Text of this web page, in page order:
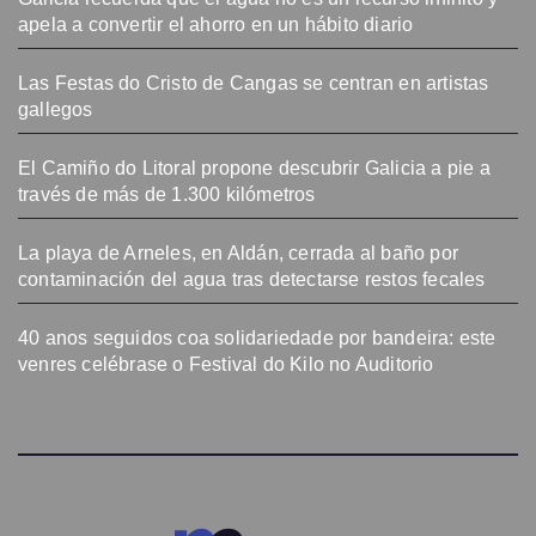
apela a convertir el ahorro en un hábito diario
Las Festas do Cristo de Cangas se centran en artistas
gallegos
El Camiño do Litoral propone descubrir Galicia a pie a
través de más de 1.300 kilómetros
La playa de Arneles, en Aldán, cerrada al baño por
contaminación del agua tras detectarse restos fecales
40 anos seguidos coa solidariedade por bandeira: este
venres celébrase o Festival do Kilo no Auditorio